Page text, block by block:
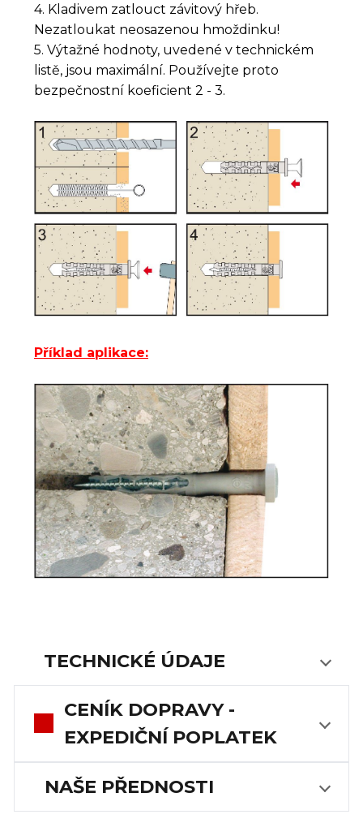
4. Kladivem zatlouct závitový hřeb.
Nezatloukat neosazenou hmoždinku!
5. Výtažné hodnoty, uvedené v technickém
listě, jsou maximální. Používejte proto
bezpečnostní koeficient 2 - 3.
Příklad aplikace:
TECHNICKÉ ÚDAJE
CENÍK DOPRAVY -
EXPEDIČNÍ POPLATEK
NAŠE PŘEDNOSTI